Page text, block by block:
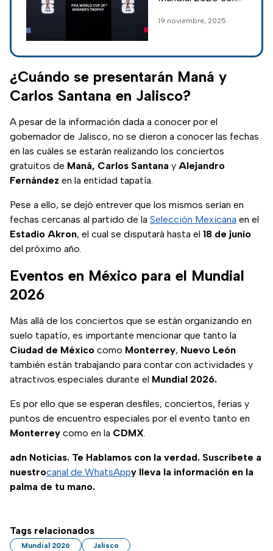
Guadalajara y
Conmebol,
se disputarán en los
estadios Akron y el
Gigante de Acero.
19 noviembre, 2025
¿Cuándo se presentarán Maná y
Carlos Santana en Jalisco?
A pesar de la información dada a conocer por el
gobernador de Jalisco, no se dieron a conocer las fechas
en las cuáles se estarán realizando los conciertos
gratuitos de Maná, Carlos Santana y Alejandro
Fernández en la entidad tapatía.
Pese a ello, se dejó entrever que los mismos serían en
fechas cercanas al partido de la Selección Mexicana en el
Estadio Akron, el cual se disputará hasta el 18 de junio
del próximo año.
Eventos en México para el Mundial
2026
Más allá de los conciertos que se están organizando en
suelo tapatío, es importante mencionar que tanto la
Ciudad de México como Monterrey, Nuevo León
también están trabajando para contar con actividades y
atractivos especiales durante el Mundial 2026.
Es por ello que se esperan desfiles, conciertos, ferias y
puntos de encuentro especiales por el evento tanto en
Monterrey como en la CDMX.
adn Noticias. Te Hablamos con la verdad. Suscríbete a
nuestrocanal de WhatsAppy lleva la información en la
palma de tu mano.
Tags relacionados
Mundial 2026 Jalisco